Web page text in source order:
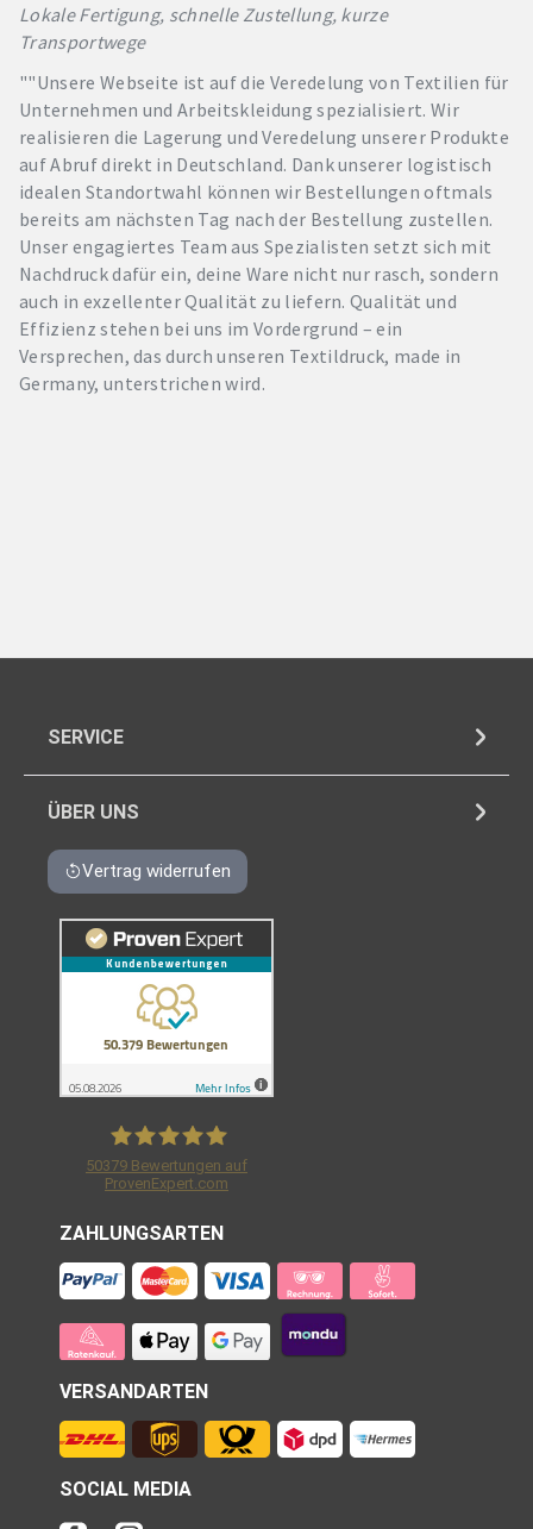
Lokale Fertigung, schnelle Zustellung, kurze
Transportwege
""Unsere Webseite ist auf die Veredelung von Textilien für
Unternehmen und Arbeitskleidung spezialisiert. Wir
realisieren die Lagerung und Veredelung unserer Produkte
auf Abruf direkt in Deutschland. Dank unserer logistisch
idealen Standortwahl können wir Bestellungen oftmals
bereits am nächsten Tag nach der Bestellung zustellen.
Unser engagiertes Team aus Spezialisten setzt sich mit
Nachdruck dafür ein, deine Ware nicht nur rasch, sondern
auch in exzellenter Qualität zu liefern. Qualität und
Effizienz stehen bei uns im Vordergrund – ein
Versprechen, das durch unseren Textildruck, made in
Germany, unterstrichen wird.
SERVICE
ÜBER UNS
Vertrag widerrufen
50379 Bewertungen auf
ProvenExpert.com
ZAHLUNGSARTEN
VERSANDARTEN
SOCIAL MEDIA